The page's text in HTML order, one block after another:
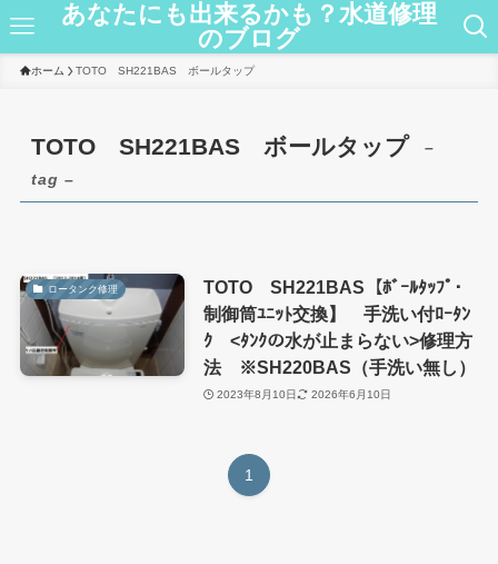
あなたにも出来るかも？水道修理
のブログ
ホーム TOTO SH221BAS ボールタップ
TOTO SH221BAS ボールタップ
–
tag –
ロータンク修理
TOTO SH221BAS【ﾎﾞｰﾙﾀｯﾌﾟ･
制御筒ﾕﾆｯﾄ交換】 手洗い付ﾛｰﾀﾝ
ｸ <ﾀﾝｸの水が止まらない>修理方
法 ※SH220BAS（手洗い無し）
2023年8月10日 2026年6月10日
1